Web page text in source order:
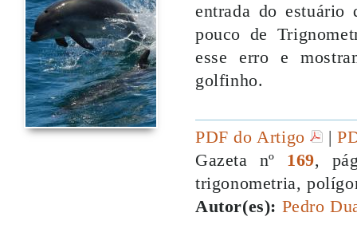
entrada do estuário
pouco de
esse erro e
golfinho.
PDF do Artigo |
Gazeta nº 169,
trigonometria,
Autor(es): Pedro